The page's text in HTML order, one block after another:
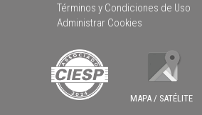
Términos y Condiciones de Uso
Administrar Cookies
MAPA / SATÉLITE